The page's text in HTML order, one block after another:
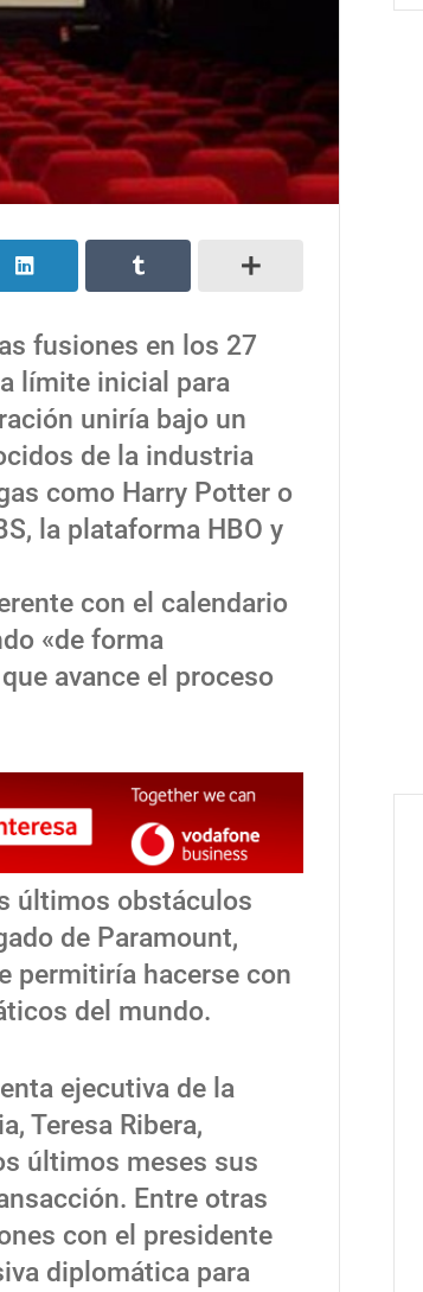
fusiones en los 27
límite inicial para
uniría bajo un
de la industria
como Harry Potter o
la plataforma HBO y
con el calendario
«de forma
avance el proceso
últimos obstáculos
de Paramount,
permitiría hacerse con
del mundo.
ejecutiva de la
Teresa Ribera,
últimos meses sus
Entre otras
con el presidente
diplomática para